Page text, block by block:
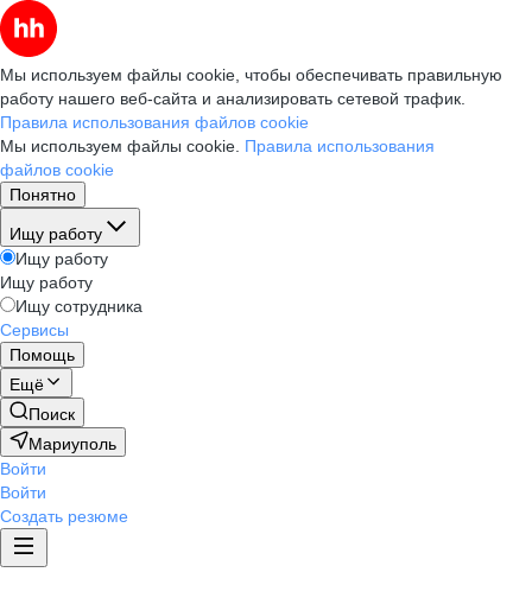
Мы используем файлы cookie, чтобы обеспечивать правильную
работу нашего веб-сайта и анализировать сетевой трафик.
Правила использования файлов cookie
Мы используем файлы cookie. Правила использования
файлов cookie
Понятно
Ищу работу
Ищу работу
Ищу работу
Ищу сотрудника
Сервисы
Помощь
Ещё
Поиск
Мариуполь
Войти
Войти
Создать резюме